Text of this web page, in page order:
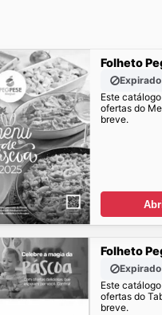
Folheto
Expirado
Este
ofertas do
breve.
Folheto
Expirado
Este
ofertas do
breve.